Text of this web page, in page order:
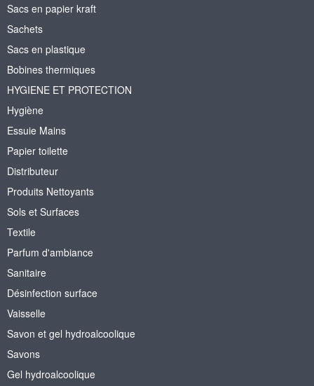
Sacs en papier kraft
Sachets
Sacs en plastique
Bobines thermiques
HYGIENE ET PROTECTION
Hygiène
Essuie Mains
Papier toilette
Distributeur
Produits Nettoyants
Sols et Surfaces
Textile
Parfum d'ambiance
Sanitaire
Désinfection surface
Vaisselle
Savon et gel hydroalcoolique
Savons
Gel hydroalcoolique